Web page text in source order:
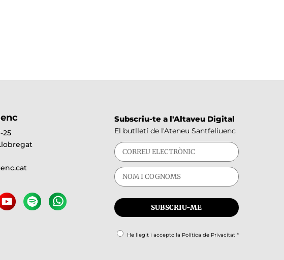
25
Subscriu-te a l'Altaveu Digital
El butlletí de l'Ateneu Santfeliuenc
He llegit i accepto la Política de Privacitat*